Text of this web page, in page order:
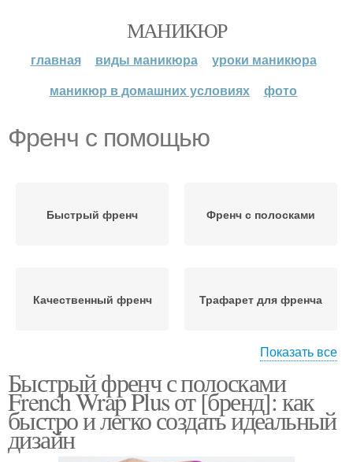
МАНИКЮР
главная виды маникюра
уроки маникюра
маникюр в домашних условиях
фото
Френч с помощью
Быстрый френч Френч с полосками
Качественный френч Трафарет для френча
Полоски для френча Гелях-лаки для френча
Показать все
Быстрый френч с полосками
French Wrap Plus от [бренд]: как
быстро и легко создать идеальный
дизайн